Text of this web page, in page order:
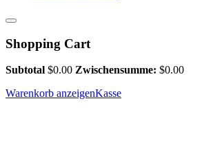
Shopping Cart
Subtotal $0.00 Zwischensumme: $0.00
Warenkorb anzeigenKasse